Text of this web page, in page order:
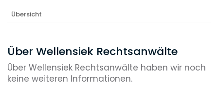
Übersicht
Über Wellensiek Rechtsanwälte
Über Wellensiek Rechtsanwälte haben wir noch
keine weiteren Informationen.